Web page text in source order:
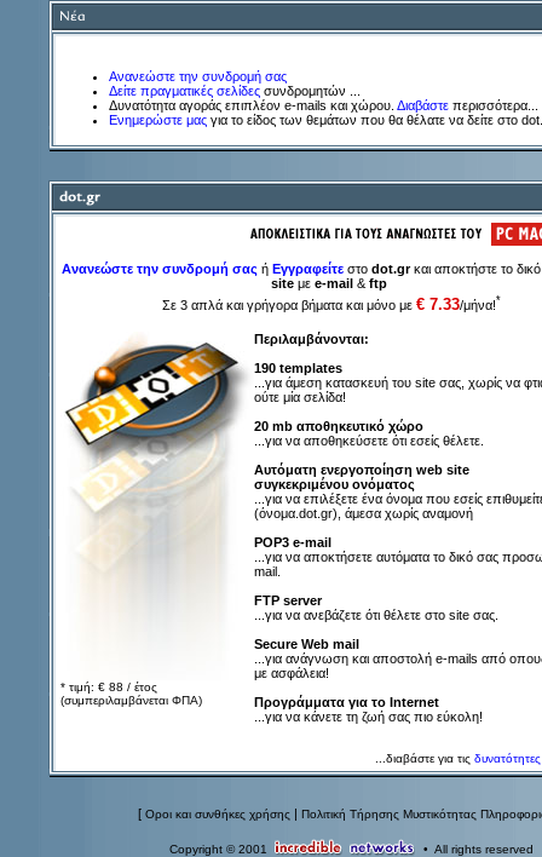
Ανανεώστε την συνδρομή σας
Δείτε πραγματικές σελίδες συνδρομητών ...
Δυνατότητα αγοράς επιπλέον e-mails και χώρου. Διαβάστε περισσότερα...
Eνημερώστε μας για το είδος των θεμάτων που θα θέλατε να δείτε στο
Ανανεώστε την συνδρομή σας ή Εγγραφείτε στο dot.grκαι αποκτήστε το
site με e-mail & ftp
Σε 3 απλά και γρήγορα βήματα και μόνο με € 7.33/μήνα!*
* τιμή: € 88 / έτος
(συμπεριλαμβάνεται ΦΠΑ)
Περιλαμβάνονται:
190 templates
...για άμεση κατασκευή του site σας, χωρίς να
ούτε μία σελίδα!
20 mb αποθηκευτικό χώρο
...για να αποθηκεύσετε ότι εσείς θέλετε.
Aυτόματη ενεργοποίηση web site
συγκεκριμένου ονόματος
...για να επιλέξετε ένα όνομα που εσείς
(όνομα.dot.gr), άμεσα χωρίς αναμονή
POP3 e-mail
...για να αποκτήσετε αυτόματα το δικό σας
mail.
FTP server
...για να ανεβάζετε ότι θέλετε στο site σας.
Secure Web mail
...για ανάγνωση και αποστολή e-mails από
με ασφάλεια!
Προγράμματα για το Internet
...για να κάνετε τη ζωή σας πιο εύκολη!
...διαβάστε για τις δυνατότητες
[ Οροι και συνθήκες χρήσης | Πολιτική Τήρησης Μυστικότητας
Copyright © 2001 • All rights reserved